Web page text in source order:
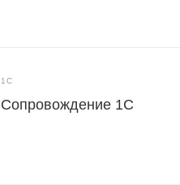
1С
Сопровождение 1С